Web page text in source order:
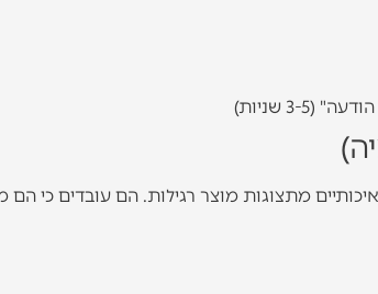
5 שניות)